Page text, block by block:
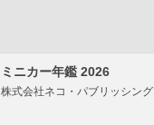
ミニカー年鑑 2026
株式会社ネコ・パブリッシング